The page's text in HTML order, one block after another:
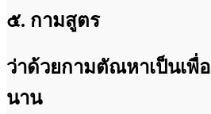
๕. กามสูตร
ว่าด้วยกามตัณหาเป็นเพื่
นาน